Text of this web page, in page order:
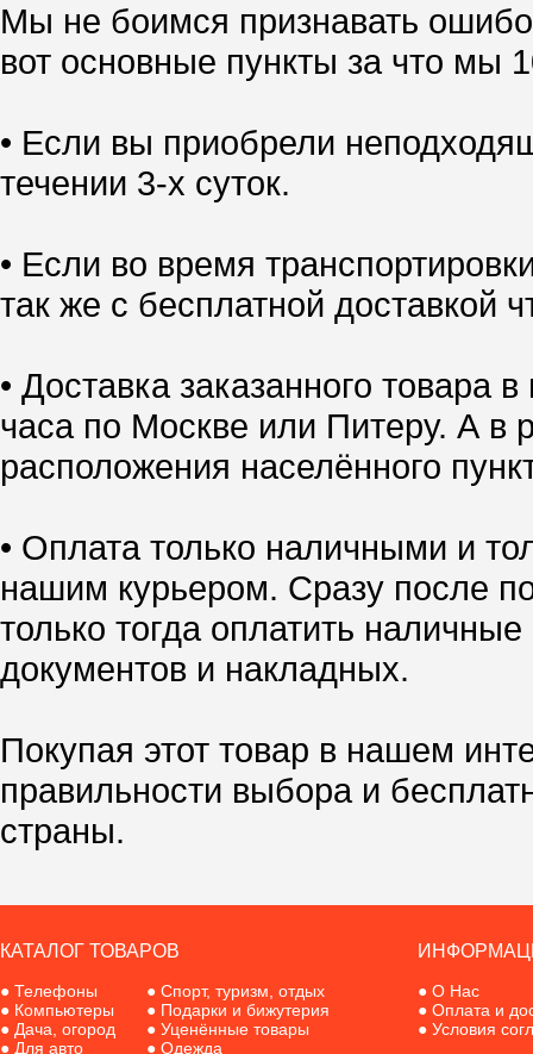
Мы не боимся признавать
вот основные пункты за что мы
• Если вы приобрели
течении 3-х суток.
• Если во время
так же с бесплатной доставкой
• Доставка заказанного товара
часа по Москве или Питеру. А в
расположения населённого
• Оплата только наличными и
нашим курьером. Сразу после
только тогда оплатить
документов и накладных.
Покупая этот товар в нашем
правильности выбора и
страны.
КАТАЛОГ ТОВАРОВ
● Телефоны
● Компьютеры
● Дача, огород
● Для авто
● Спорт, туризм, отдых
● Подарки и бижутерия
● Уценённые товары
● Одежда
● О Нас
● Оплата и
● Условия